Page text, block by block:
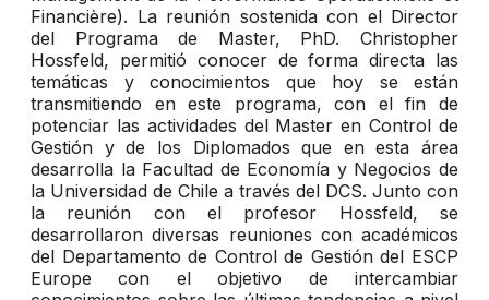
Financière). La reunión sostenida con el Director
del Programa de Master, PhD. Christopher
Hossfeld, permitió conocer de forma directa las
temáticas y conocimientos que hoy se están
transmitiendo en este programa, con el fin de
potenciar las actividades del Master en Control de
Gestión y de los Diplomados que en esta área
desarrolla la Facultad de Economía y Negocios de
la Universidad de Chile a través del DCS. Junto con
la reunión con el profesor Hossfeld, se
desarrollaron diversas reuniones con académicos
del Departamento de Control de Gestión del ESCP
Europe con el objetivo de intercambiar